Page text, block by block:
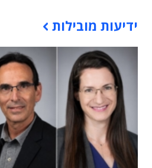
ידיעות מובילות